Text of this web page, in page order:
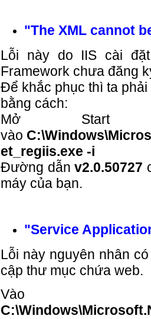
"The XML cannot
Lỗi này do IIS cài
Framework chưa đăng
Để khắc phục thì ta
bằng cách:
Mở
vào
et_regiis.exe -i
Đường dẫnv2.0.50727
máy của bạn.
"Service
Lỗi này nguyên nhân
cập thư mục chứa web.
Vào